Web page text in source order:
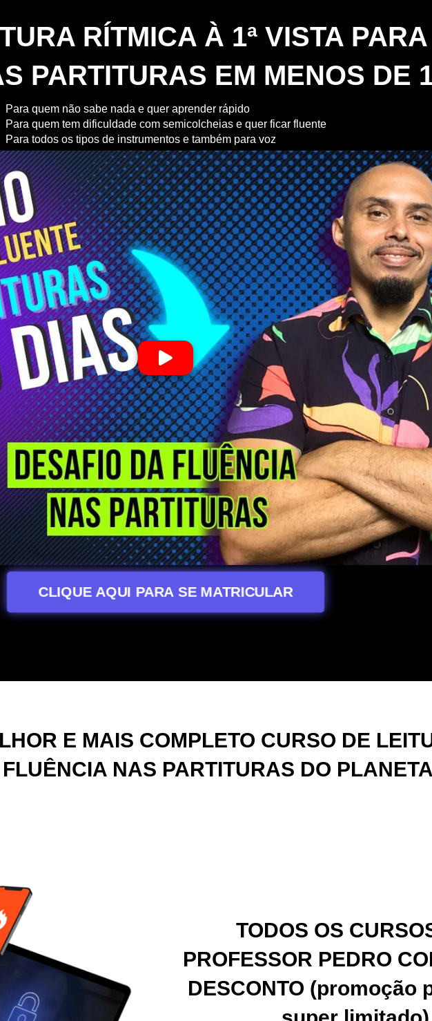
RÍTMICA À 1ª VISTA
PARTITURAS EM MENOS DE
Para quem não sabe nada e quer aprender rápido
Para quem tem dificuldade com semicolcheias e quer ficar fluente
Para todos os tipos de instrumentos e também para voz
CLIQUE AQUI PARA SE MATRICULAR
E MAIS COMPLETO CURSO DE
NAS PARTITURAS DO
TODOS OS
PROFESSOR PEDRO
DESCONTO (promoção